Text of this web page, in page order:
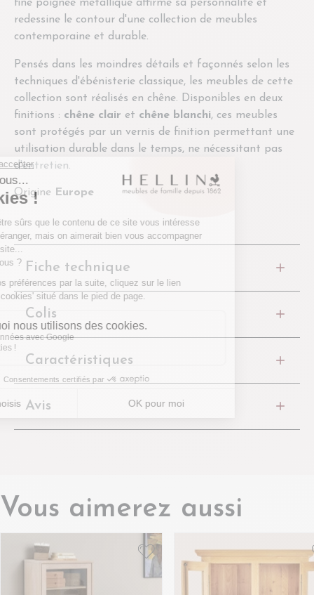
fine poignée métallique affirme sa personnalité et
redessine le contour d'une collection de meubles
contemporaine et durable.
Pensés dans les moindres détails et façonnés selon les
techniques d'ébénisterie classique, les meubles de cette
collection sont réalisés en chêne. Disponibles en deux
finitions : chêne clair et chêne blanchi, ces meubles
sont protégés par un vernis de finition permettant une
utilisation durable dans le temps, ne nécessitant pas
d'entretien.
Origine Europe
Fiche technique
Colis
Caractéristiques
Avis
Vous aimerez aussi